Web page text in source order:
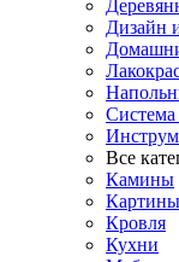
Дизайн
Система
Все
Камины
Картины
Кровля
Кухни